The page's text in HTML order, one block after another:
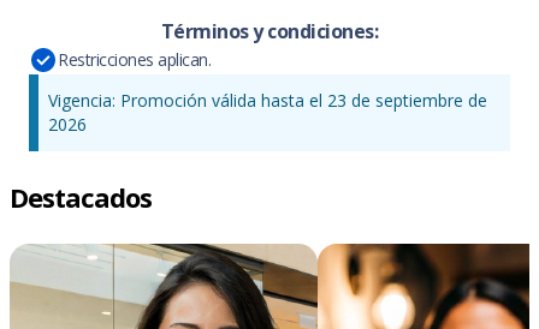
Términos y condiciones:
Restricciones aplican.
Vigencia: Promoción válida hasta el 23 de septiembre de
2026
Destacados